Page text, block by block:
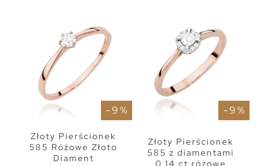
- 9 %
Złoty Pierścionek
585 Różowe Złoto
Diament
- 9 %
Złoty Pierścionek
585 z diamentami
0,14 ct różowe